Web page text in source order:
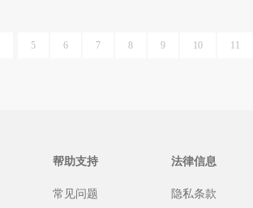
5 6 7 8 9 10 11
帮助支持
常见问题
法律信息
隐私条款